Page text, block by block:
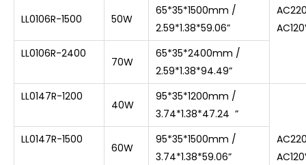
LL0106R-1500 50W
65*35*1500mm /
2.59*1.38*59.06”
LL0106R-2400
70W
65*35*2400mm /
2.59*1.38*94.49”
LL0147R-1200
40W
95*35*1200mm /
3.74*1.38*47.24 ”
LL0147R-1500
60W
95*35*1500mm /
3.74*1.38*59.06”